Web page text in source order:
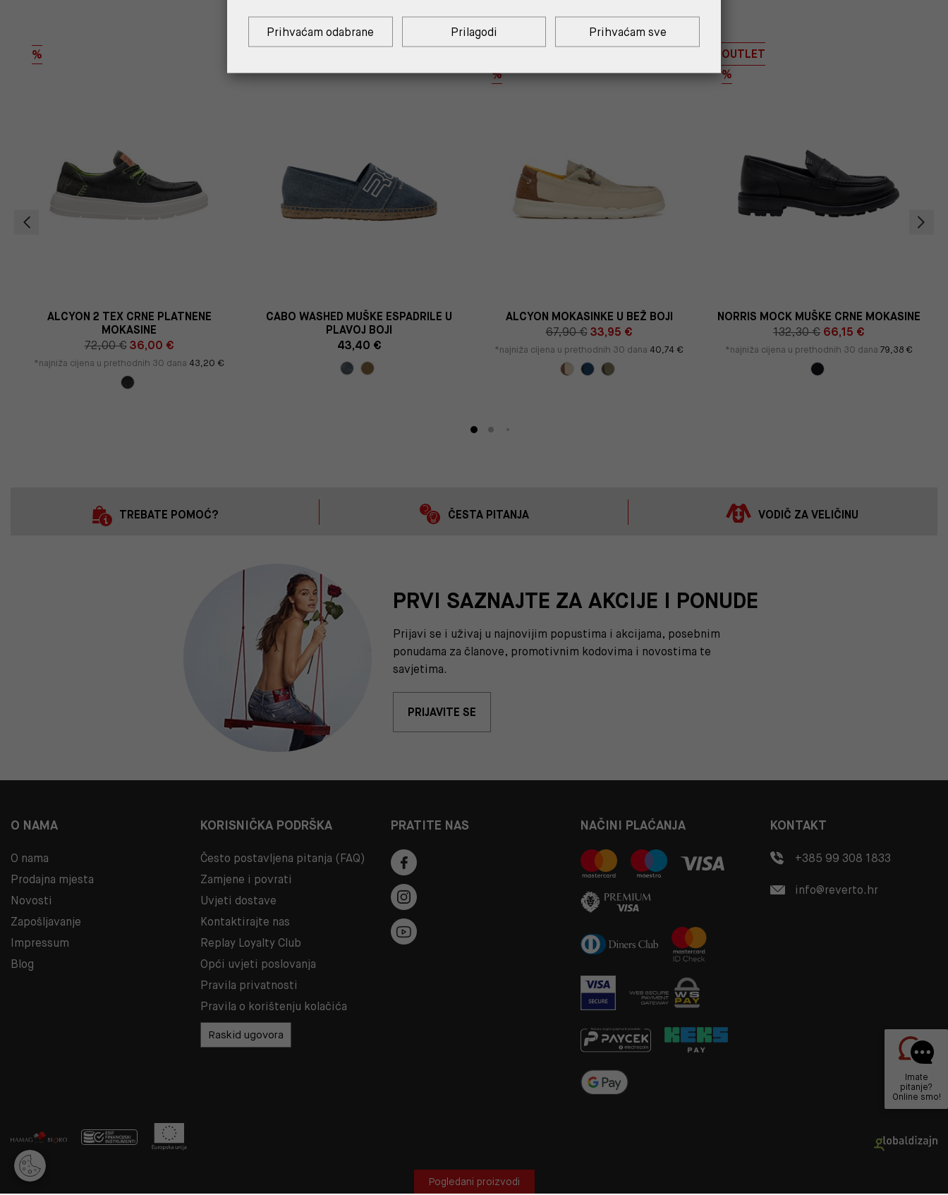
%
ALCYON 2 TEX CRNE PLATNENE
MOKASINE
72,00 € 36,00 €
*najniža cijena u prethodnih 30 dana 43,20 €
CABO WASHED MUŠKE ESPADRILE U
PLAVOJ BOJI
43,40 €
%
ALCYON MOKASINKE U BEŽ BOJI
67,90 € 33,95 €
*najniža cijena u prethodnih 30 dana 40,74 €
OUTLET
%
NORRIS MOCK MUŠKE CRNE MOKASINE
132,30 € 66,15 €
*najniža cijena u prethodnih 30 dana 79,38 €
TREBATE POMOĆ? ČESTA PITANJA VODIČ ZA VELIČINU
PRVI SAZNAJTE ZA AKCIJE I PONUDE
Prijavi se i uživaj u najnovijim popustima i akcijama, posebnim
ponudama za članove, promotivnim kodovima i novostima te
savjetima.
PRIJAVITE SE
O NAMA
O nama
Prodajna mjesta
Novosti
Zapošljavanje
Impressum
Blog
KORISNIČKA PODRŠKA
Često postavljena pitanja (FAQ)
Zamjene i povrati
Uvjeti dostave
Kontaktirajte nas
Replay Loyalty Club
Opći uvjeti poslovanja
Pravila privatnosti
Pravila o korištenju kolačića
Raskid ugovora
PRATITE NAS NAČINI PLAĆANJA KONTAKT
+385 99 308 1833
info@reverto.hr
Pogledani proizvodi
Imate
pitanje?
Online smo!
Prihvaćam odabrane Prilagodi Prihvaćam sve